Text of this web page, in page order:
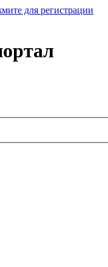
для регистрации